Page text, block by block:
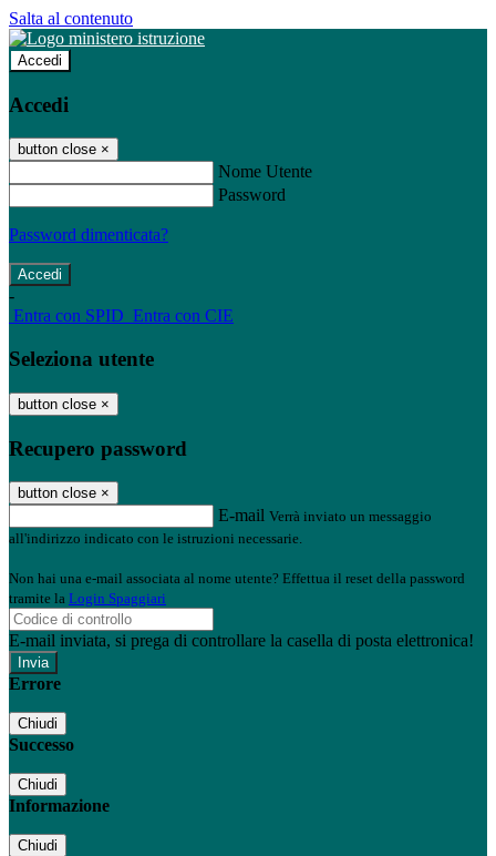
Salta al contenuto
Accedi
Accedi
button close ×
Nome Utente
Password
Password dimenticata?
-
Entra con SPID Entra con CIE
Seleziona utente
button close ×
Recupero password
button close ×
E-mail Verrà inviato un messaggio
all'indirizzo indicato con le istruzioni necessarie.
Non hai una e-mail associata al nome utente? Effettua il reset della password
tramite la Login Spaggiari
E-mail inviata, si prega di controllare la casella di posta elettronica!
Errore
Chiudi
Successo
Chiudi
Informazione
Chiudi